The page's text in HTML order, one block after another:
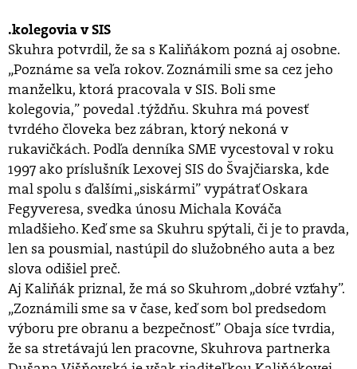
.kolegovia v SIS
Skuhra potvrdil, že sa s Kaliňákom pozná aj osobne.
„Poznáme sa veľa rokov. Zoznámili sme sa cez jeho
manželku, ktorá pracovala v SIS. Boli sme
kolegovia,” povedal .týždňu. Skuhra má povesť
tvrdého človeka bez zábran, ktorý nekoná v
rukavičkách. Podľa denníka SME vycestoval v roku
1997 ako príslušník Lexovej SIS do Švajčiarska, kde
mal spolu s ďalšími „siskármi” vypátrať Oskara
Fegyveresa, svedka únosu Michala Kováča
mladšieho. Keď sme sa Skuhru spýtali, či je to pravda,
len sa pousmial, nastúpil do služobného auta a bez
slova odišiel preč.
Aj Kaliňák priznal, že má so Skuhrom „dobré vzťahy”.
„Zoznámili sme sa v čase, keď som bol predsedom
výboru pre obranu a bezpečnosť.” Obaja síce tvrdia,
že sa stretávajú len pracovne, Skuhrova partnerka